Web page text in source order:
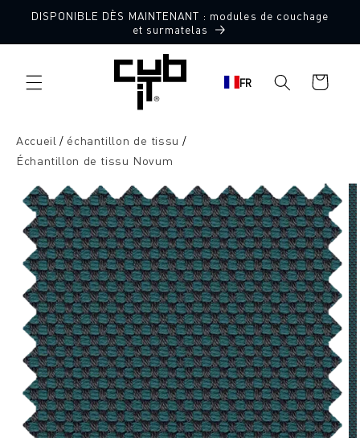
directement
DISPONIBLE DÈS MAINTENANT : modules de couchage
et surmatelas
FR
Panier
d'achat
Accueil
échantillon de tissu
Échantillon de tissu Novum
l'information
sur le
produit
10 échantillons de tissu gratuits